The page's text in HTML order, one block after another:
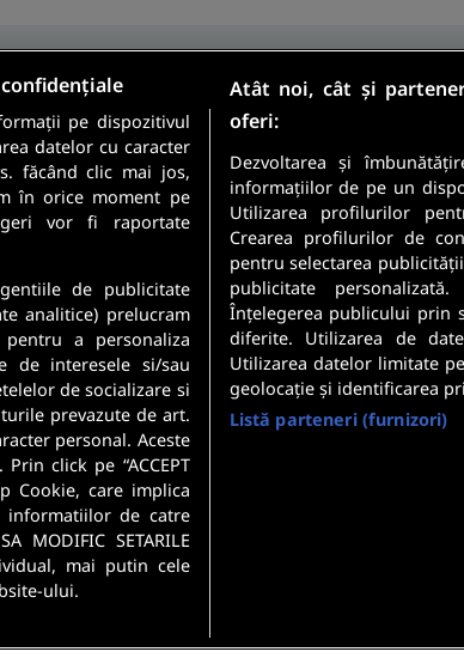
cele mai recente
direct in inbox-ul tau.
Sunt angajator
Securitatea
Confidentialitate.
confidențiale
pe dispozitivul
datelor cu caracter
făcând clic mai jos,
în orice moment pe
vor fi raportate
de publicitate
analitice) prelucram
a personaliza
de interesele si/sau
de socializare si
prevazute de art.
personal. Aceste
Prin click pe “ACCEPT
Cookie, care implica
informatiilor de catre
MODIFIC SETARILE
mai putin cele
ului.
Atât noi, cât și
oferi:
Dezvoltarea și
informațiilor de pe un
Utilizarea profilurilor
Crearea profilurilor de
pentru selectarea
publicitate
Înțelegerea publicului prin
diferite. Utilizarea de
Utilizarea datelor limitate
geolocație și identificarea
Listă parteneri (furnizori)